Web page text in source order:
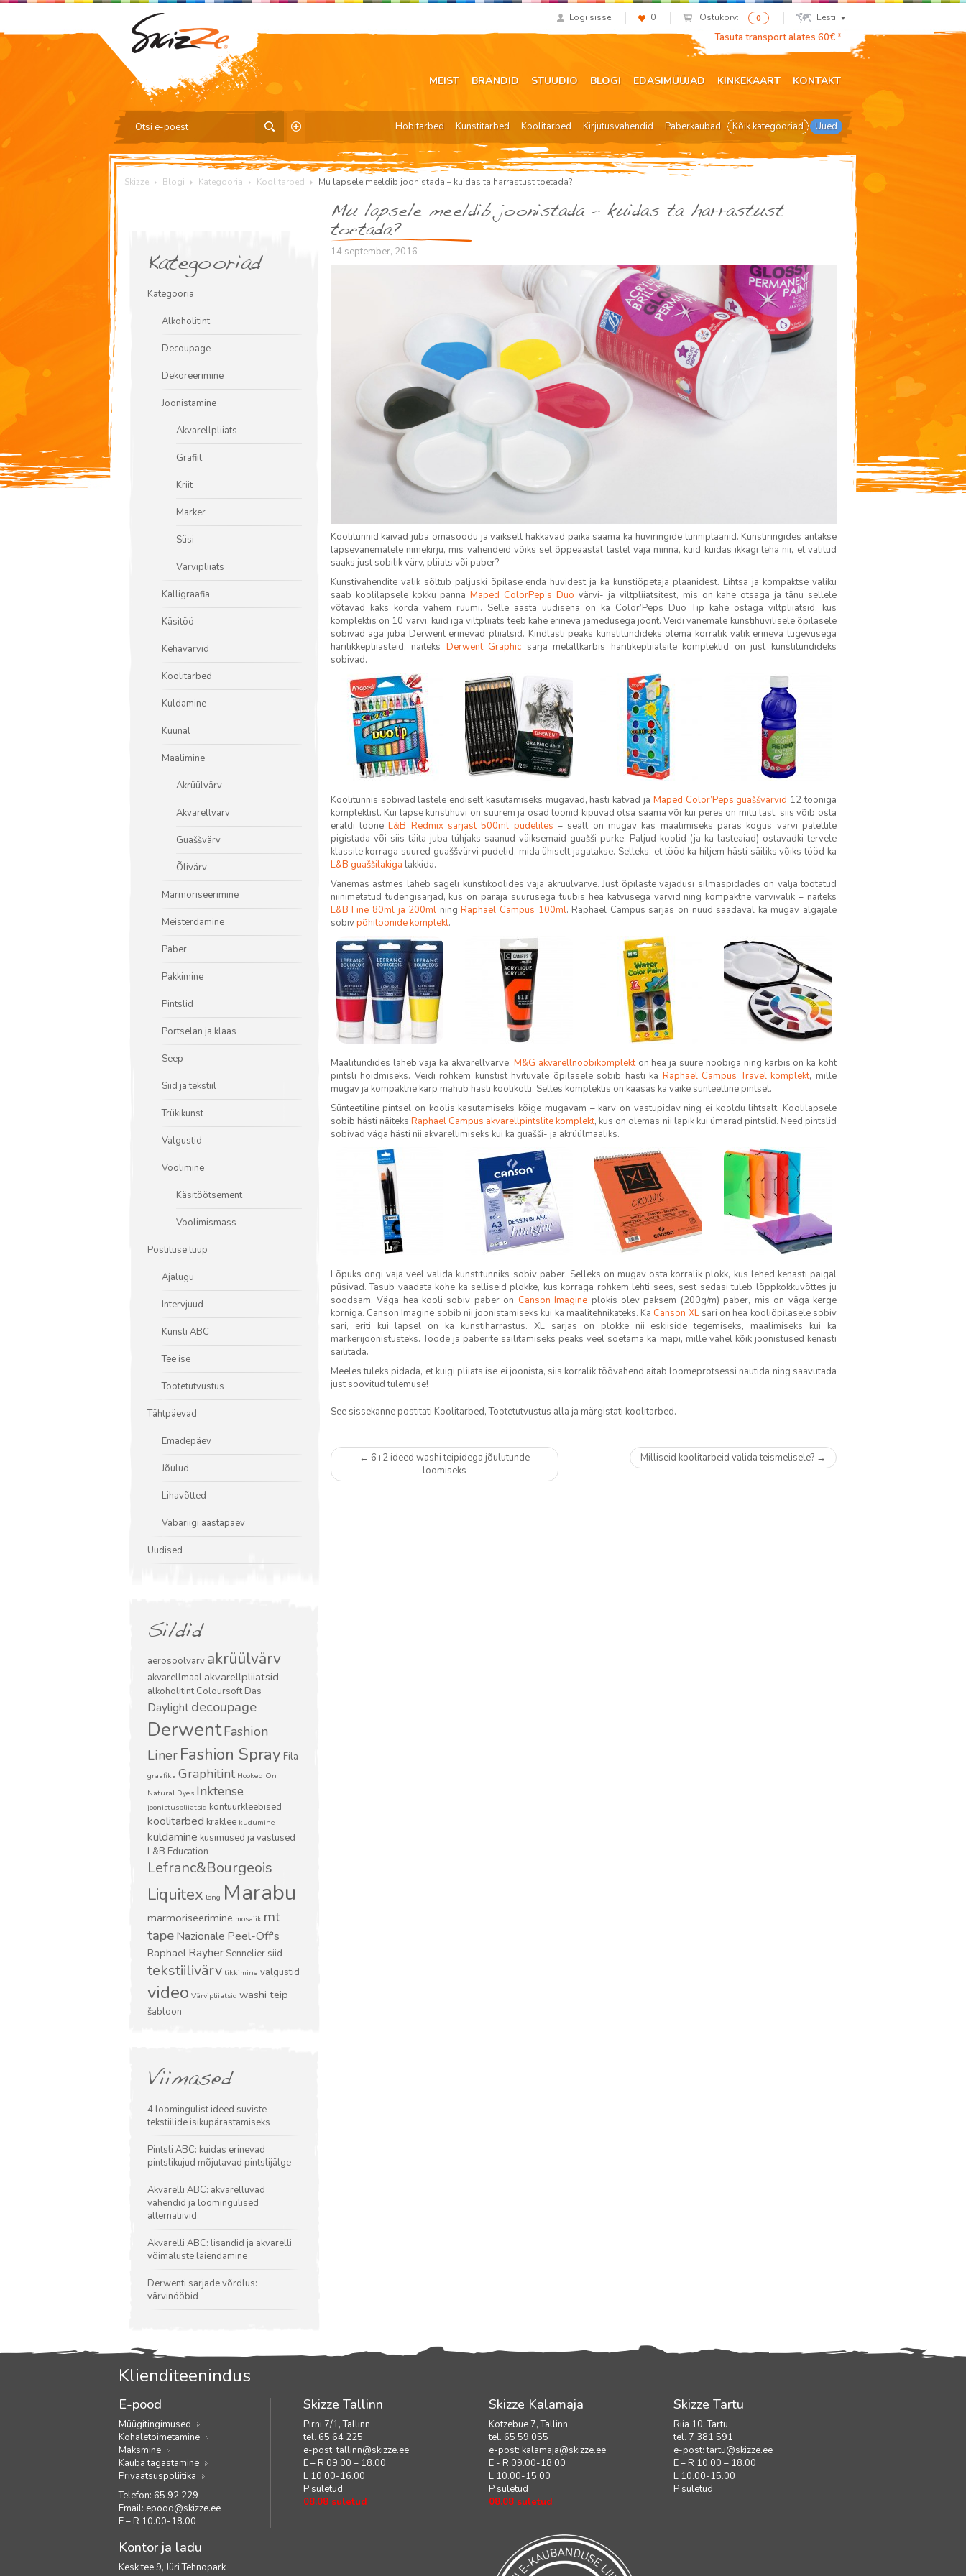
Logi sisse 0 Ostukorv: 0 Eesti
Tasuta transport alates 60€ *
MEIST BRÄNDID STUUDIO BLOGI EDASIMÜÜJAD KINKEKAART KONTAKT
Hobitarbed Kunstitarbed Koolitarbed Kirjutusvahendid Paberkaubad Kõik kategooriad Uued
Skizze Blogi Kategooria Koolitarbed Mu lapsele meeldib joonistada – kuidas ta harrastust toetada?
Kategooriad
Kategooria
Alkoholitint
Decoupage
Dekoreerimine
Joonistamine
Akvarellpliiats
Grafiit
Kriit
Marker
Süsi
Värvipliiats
Kalligraafia
Käsitöö
Kehavärvid
Koolitarbed
Kuldamine
Küünal
Maalimine
Akrüülvärv
Akvarellvärv
Guaššvärv
Õlivärv
Marmoriseerimine
Meisterdamine
Paber
Pakkimine
Pintslid
Portselan ja klaas
Seep
Siid ja tekstiil
Trükikunst
Valgustid
Voolimine
Käsitöötsement
Voolimismass
Postituse tüüp
Ajalugu
Intervjuud
Kunsti ABC
Tee ise
Tootetutvustus
Tähtpäevad
Emadepäev
Jõulud
Lihavõtted
Vabariigi aastapäev
Uudised
Sildid
aerosoolvärv akrüülvärv
akvarellmaal akvarellpliiatsid
alkoholitint Coloursoft Das
Daylightdecoupage
DerwentFashion
Liner Fashion Spray Fila
graafika Graphitint Hooked On
Natural Dyes Inktense
joonistuspliiatsid kontuurkleebised
koolitarbed kraklee kudumine
kuldamine küsimused ja vastused
L&B Education
Lefranc&Bourgeois
Liquitex lõng Marabu
marmoriseerimine mosaiik mt
tapeNazionale Peel-Off's
Raphael Rayher Sennelier siid
tekstiilivärv tikkimine valgustid
video Värvipliiatsid washi teip
šabloon
Viimased
4 loomingulist ideed suviste
tekstiilide isikupärastamiseks
Pintsli ABC: kuidas erinevad
pintslikujud mõjutavad pintslijälge
Akvarelli ABC: akvarelluvad
vahendid ja loomingulised
alternatiivid
Akvarelli ABC: lisandid ja akvarelli
võimaluste laiendamine
Derwenti sarjade võrdlus:
värvinööbid
Mu lapsele meeldib joonistada – kuidas ta harrastust
toetada?
14 september, 2016
Koolitunnid käivad juba omasoodu ja vaikselt hakkavad paika saama ka huviringide tunniplaanid. Kunstiringides antakse
lapsevanematele nimekirju, mis vahendeid võiks sel õppeaastal lastel vaja minna, kuid kuidas ikkagi teha nii, et valitud
saaks just sobilik värv, pliiats või paber?
Kunstivahendite valik sõltub paljuski õpilase enda huvidest ja ka kunstiõpetaja plaanidest. Lihtsa ja kompaktse valiku
saab koolilapsele kokku pannaMaped ColorPep’s Duo värvi- ja viltpliiatsitest, mis on kahe otsaga ja tänu sellele
võtavad kaks korda vähem ruumi. Selle aasta uudisena on ka Color’Peps Duo Tip kahe ostaga viltpliiatsid, kus
komplektis on 10 värvi, kuid iga viltpliiats teeb kahe erineva jämedusega joont. Veidi vanemale kunstihuvilisele õpilasele
sobivad aga juba Derwent erinevad pliiatsid. Kindlasti peaks kunstitundideks olema korralik valik erineva tugevusega
harilikkepliiasteid, näiteks Derwent Graphic sarja metallkarbis harilikepliiatsite komplektid on just kunstitundideks
sobivad.
Koolitunnis sobivad lastele endiselt kasutamiseks mugavad, hästi katvad ja Maped Color’Peps guaššvärvid 12 tooniga
komplektist. Kui lapse kunstihuvi on suurem ja osad toonid kipuvad otsa saama või kui peres on mitu last, siis võib osta
eraldi tooneL&B Redmix sarjast 500ml pudelites – sealt on mugav kas maalimiseks paras kogus värvi palettile
pigistada või siis täita juba tühjaks saanud väiksemaid guašši purke. Paljud koolid (ja ka lasteaiad) ostavadki tervele
klassile korraga suured guaššvärvi pudelid, mida ühiselt jagatakse. Selleks, et tööd ka hiljem hästi säiliks võiks tööd ka
L&B guaššilakiga lakkida.
Vanemas astmes läheb sageli kunstikoolides vaja akrüülvärve. Just õpilaste vajadusi silmaspidades on välja töötatud
niinimetatud tudengisarjad, kus on paraja suurusega tuubis hea katvusega värvid ning kompaktne värvivalik – näiteks
L&B Fine 80ml ja 200ml ningRaphael Campus 100ml. Raphael Campus sarjas on nüüd saadaval ka mugav algajale
sobivpõhitoonide komplekt.
Maalitundides läheb vaja ka akvarellvärve. M&G akvarellnööbikomplekton hea ja suure nööbiga ning karbis on ka koht
pintsli hoidmiseks. Veidi rohkem kunstist hvituvale õpilasele sobib hästi ka Raphael Campus Travel komplekt, mille
mugav ja kompaktne karp mahub hästi koolikotti. Selles komplektis on kaasas ka väike sünteetline pintsel.
Sünteetiline pintsel on koolis kasutamiseks kõige mugavam – karv on vastupidav ning ei kooldu lihtsalt. Koolilapsele
sobib hästi näiteks Raphael Campus akvarellpintslite komplekt, kus on olemas nii lapik kui ümarad pintslid. Need pintslid
sobivad väga hästi nii akvarellimiseks kui ka guašši- ja akrüülmaaliks.
Lõpuks ongi vaja veel valida kunstitunniks sobiv paber. Selleks on mugav osta korralik plokk, kus lehed kenasti paigal
püsivad. Tasub vaadata kohe ka selliseid plokke, kus korraga rohkem lehti sees, sest sedasi tuleb lõppkokkuvõttes ju
soodsam. Väga hea kooli sobiv paber on Canson Imagine plokis olev paksem (200g/m) paber, mis on väga kerge
korniga. Canson Imagine sobib nii joonistamiseks kui ka maalitehnikateks. Ka Canson XLsari on hea kooliõpilasele sobiv
sari, eriti kui lapsel on ka kunstiharrastus. XL sarjas on plokke nii eskiiside tegemiseks, maalimiseks kui ka
markerijoonistusteks. Tööde ja paberite säilitamiseks peaks veel soetama ka mapi, mille vahel kõik joonistused kenasti
säilitada.
Meeles tuleks pidada, et kuigi pliiats ise ei joonista, siis korralik töövahend aitab loomeprotsessi nautida ning saavutada
just soovitud tulemuse!
See sissekanne postitati Koolitarbed,Tootetutvustus alla ja märgistati koolitarbed.
Postituste
navigatsioon
Milliseid koolitarbeid valida teismelisele? →
← 6+2 ideed washi teipidega jõulutunde
loomiseks
Klienditeenindus
E-pood
Müügitingimused
Kohaletoimetamine
Maksmine
Kauba tagastamine
Privaatsuspoliitika
Telefon: 65 92 229
Email: epood@skizze.ee
E – R 10.00-18.00
Skizze Tallinn
Pirni 7/1, Tallinn
tel. 65 64 225
e-post:tallinn@skizze.ee
E – R 09.00 – 18.00
L 10.00-16.00
P suletud
08.08 suletud
Skizze Kalamaja
Kotzebue 7, Tallinn
tel. 65 59 055
e-post: kalamaja@skizze.ee
E - R 09.00-18.00
L 10.00-15.00
P suletud
08.08 suletud
Skizze Tartu
Riia 10, Tartu
tel. 7 381 591
e-post:tartu@skizze.ee
E – R 10.00 – 18.00
L 10.00-15.00
P suletud
Kontor ja ladu
Kesk tee 9, Jüri Tehnopark